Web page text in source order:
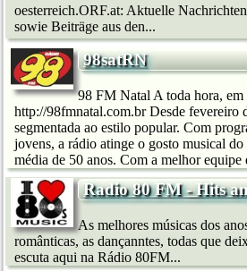
oesterreich.ORF.at: Aktuelle
sowie Beiträge aus den...
98satRN
98 FM Natal A toda hora,
http://98fmnatal.com.br Desde fevereiro
segmentada ao estilo popular. Com
jovens, a rádio atinge o gosto musical
média de 50 anos. Com a melhor equipe
Radio 80 FM - Hits
As melhores músicas dos
românticas, as dançanntes, todas que
escuta aqui na Rádio 80FM...